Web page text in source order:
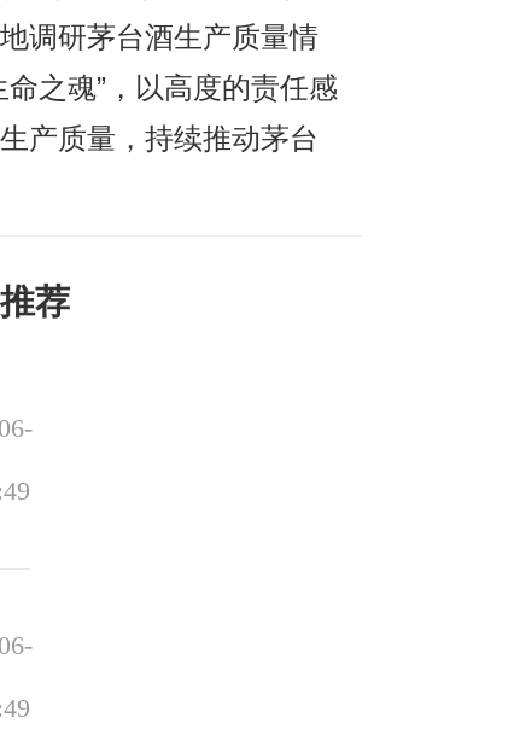
调研茅台酒生产质量情
之魂”，以高度的责任感
产质量，持续推动茅台
荐